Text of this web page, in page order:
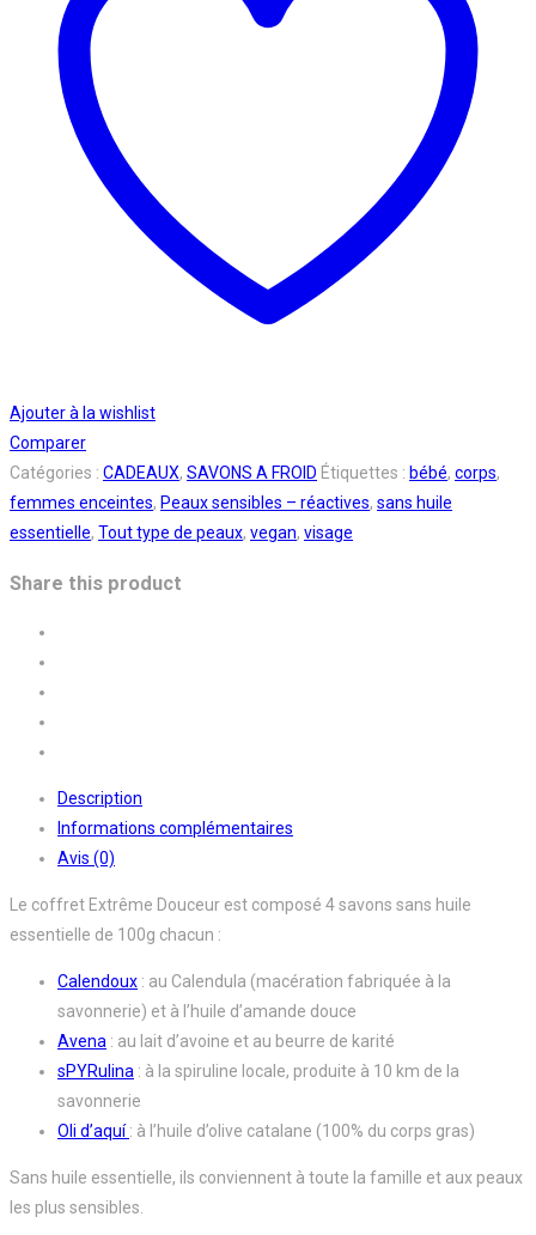
savons
essentielle
Ajouter à la wishlist
Comparer
Catégories : CADEAUX, SAVONS A FROID Étiquettes : bébé, corps,
femmes enceintes, Peaux sensibles – réactives, sans huile
essentielle, Tout type de peaux, vegan, visage
Share this product
Description
Informations complémentaires
Avis (0)
Le coffret Extrême Douceur est composé 4 savons sans huile
essentielle de 100g chacun :
Calendoux : au Calendula (macération fabriquée à la
savonnerie) et à l’huile d’amande douce
Avena : au lait d’avoine et au beurre de karité
sPYRulina : à la spiruline locale, produite à 10 km de la
savonnerie
Oli d’aquí: à l’huile d’olive catalane (100% du corps gras)
Sans huile essentielle, ils conviennent à toute la famille et aux peaux
les plus sensibles.